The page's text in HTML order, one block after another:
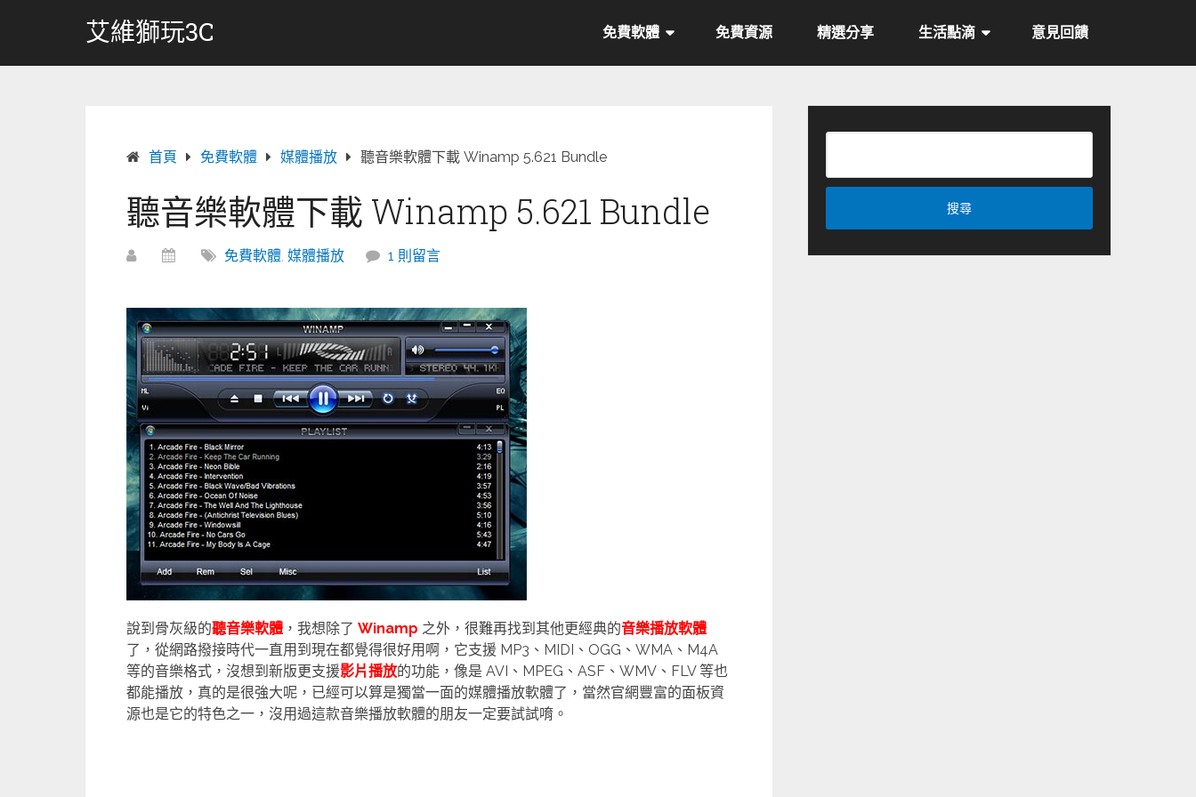
艾維獅玩3C 免費軟體 免費資源 精選分享 生活點滴 意見回饋
首頁 免費軟體 媒體播放 聽音樂軟體下載 Winamp 5.621 Bundle
聽音樂軟體下載 Winamp 5.621 Bundle
免費軟體, 媒體播放 1 則留言
說到骨灰級的聽音樂軟體 ，我想除了 Winamp 之外，很難再找到其他更經典的音樂播放軟體
了，從網路撥接時代一直用到現在都覺得很好用啊，它支援 MP3、MIDI、OGG、WMA、M4A
等的音樂格式，沒想到新版更支援影片播放的功能，像是 AVI、MPEG、ASF、WMV、FLV 等也
都能播放，真的是很強大呢，已經可以算是獨當一面的媒體播放軟體了，當然官網豐富的面板資
源也是它的特色之一，沒用過這款音樂播放軟體的朋友一定要試試唷。